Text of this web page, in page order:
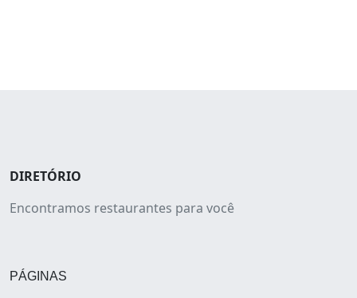
DIRETÓRIO
Encontramos restaurantes para você
PÁGINAS